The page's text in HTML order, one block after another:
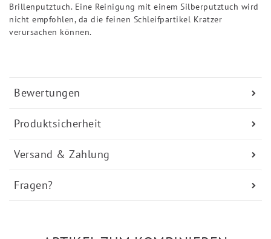
Bewertungen
Produktsicherheit
Versand & Zahlung
Fragen?
Brillenputztuch. Eine Reinigung mit einem Silberputztuch wird
nicht empfohlen, da die feinen Schleifpartikel Kratzer
verursachen können.